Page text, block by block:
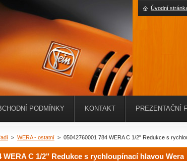
> WERA - ostatní > 05042760001 784 WERA C 1/2" Redukce s
WERA C 1/2" Redukce s rychloupínací hlavou Wera
PODMÍNKY KONTAKT PREZENTAČNÍ
Úvodní